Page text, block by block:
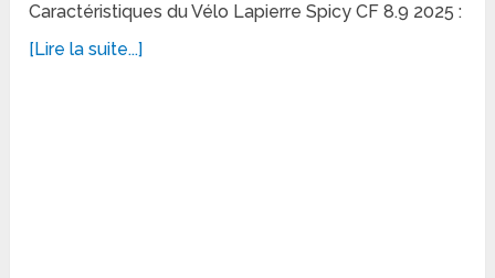
Caractéristiques du Vélo Lapierre Spicy CF 8.9 2025 :
[Lire la suite...]